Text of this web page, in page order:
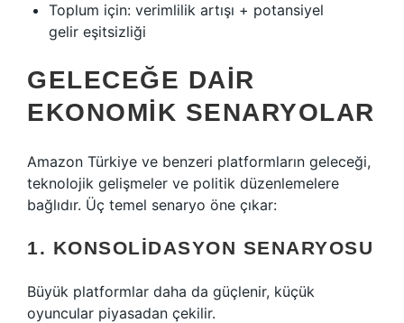
Toplum için: verimlilik artışı + potansiyel
gelir eşitsizliği
GELECEĞE DAIR
EKONOMIK SENARYOLAR
Amazon Türkiye ve benzeri platformların geleceği,
teknolojik gelişmeler ve politik düzenlemelere
bağlıdır. Üç temel senaryo öne çıkar:
1. KONSOLIDASYON SENARYOSU
Büyük platformlar daha da güçlenir, küçük
oyuncular piyasadan çekilir.